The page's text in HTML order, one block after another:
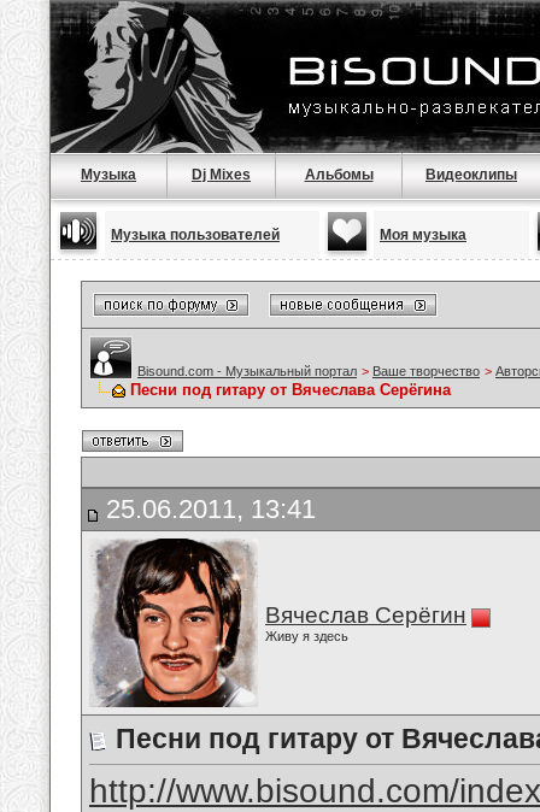
Музыка Dj Mixes Альбомы Видеоклипы
Музыка пользователей Моя музыка
Bisound.com - Музыкальный портал > Ваше творчество >
Песни под гитару от Вячеслава Серёгина
25.06.2011, 13:41
Вячеслав Серёгин
Живу я здесь
Песни под гитару от
http://www.bisound.com/